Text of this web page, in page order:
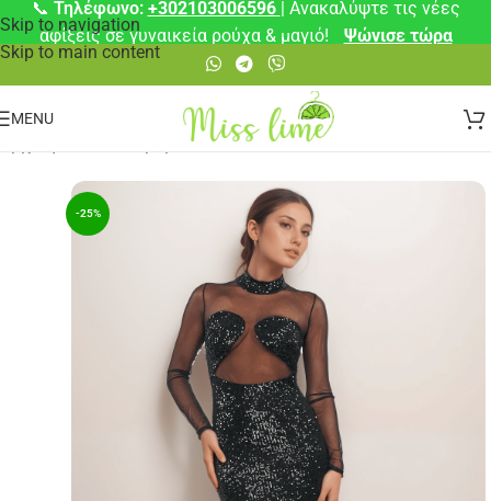
Skip to navigation
Skip to main content
📞 Τηλέφωνο: +302103006596 | Ανακαλύψτε τις νέες
αφίξεις σε γυναικεία ρούχα & μαγιό!
Ψώνισε τώρα
MENU
Φορέματα Μίνι
-25%